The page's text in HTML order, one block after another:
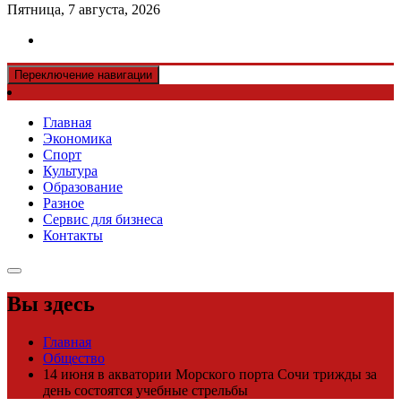
Пятница, 7 августа, 2026
Переключение навигации
Главная
Экономика
Спорт
Культура
Образование
Разное
Сервис для бизнеса
Контакты
Вы здесь
Главная
Общество
14 июня в акватории Морского порта Сочи трижды за
день состоятся учебные стрельбы